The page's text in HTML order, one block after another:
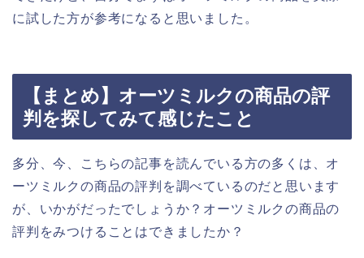
に試した方が参考になると思いました。
【まとめ】オーツミルクの商品の評
判を探してみて感じたこと
多分、今、こちらの記事を読んでいる方の多くは、オ
ーツミルクの商品の評判を調べているのだと思います
が、いかがだったでしょうか？オーツミルクの商品の
評判をみつけることはできましたか？